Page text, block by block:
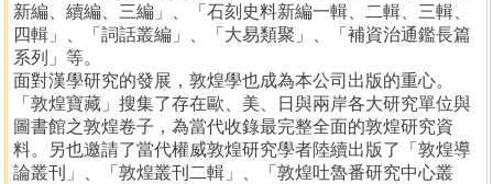
新編、續編、三編」、「石刻史料新編一輯、二輯、三輯、
四輯」、「詞話叢編」、「大易類聚」、「補資治通鑑長篇
系列」等。
面對漢學研究的發展，敦煌學也成為本公司出版的重心。
「敦煌寶藏」搜集了存在歐、美、日與兩岸各大研究單位與
圖書館之敦煌卷子，為當代收錄最完整全面的敦煌研究資
料。另也邀請了當代權威敦煌研究學者陸續出版了「敦煌導
論叢刊」、「敦煌叢刊二輯」、「敦煌吐魯番研究中心叢